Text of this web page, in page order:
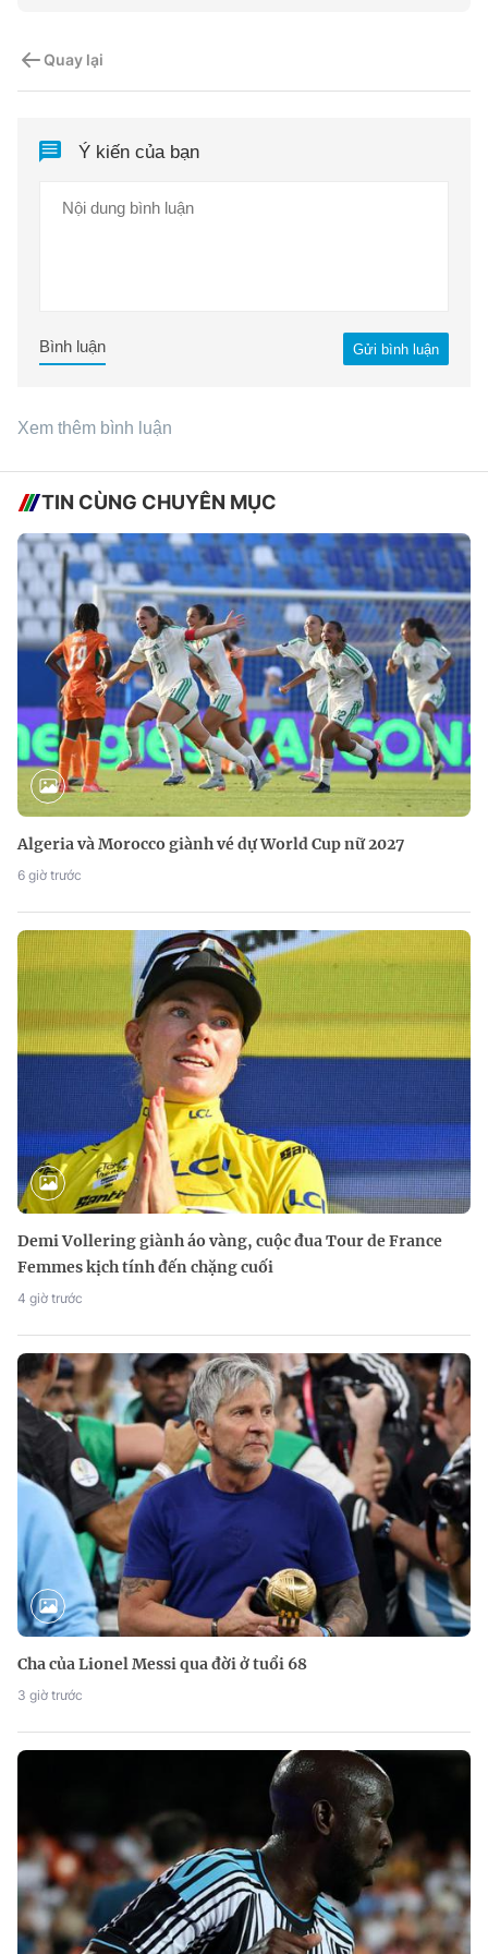
Quay lại
Ý kiến của bạn
Gửi bình luận
Bình luận
Xem thêm bình luận
TIN CÙNG CHUYÊN MỤC
Algeria và Morocco giành vé dự World Cup nữ 2027
6 giờ trước
Demi Vollering giành áo vàng, cuộc đua Tour de France
Femmes kịch tính đến chặng cuối
4 giờ trước
Cha của Lionel Messi qua đời ở tuổi 68
3 giờ trước